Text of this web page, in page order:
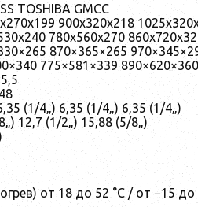
TOSHIBA GMCC
900x320x218
780x560x270
870×365×265
775×581×339
(1/4„) 6,35 (1/4„) 6,35 (1/4„)
12,7 (1/2„) 15,88 (5/8„)
от 18 до 52 °C / от −15 до